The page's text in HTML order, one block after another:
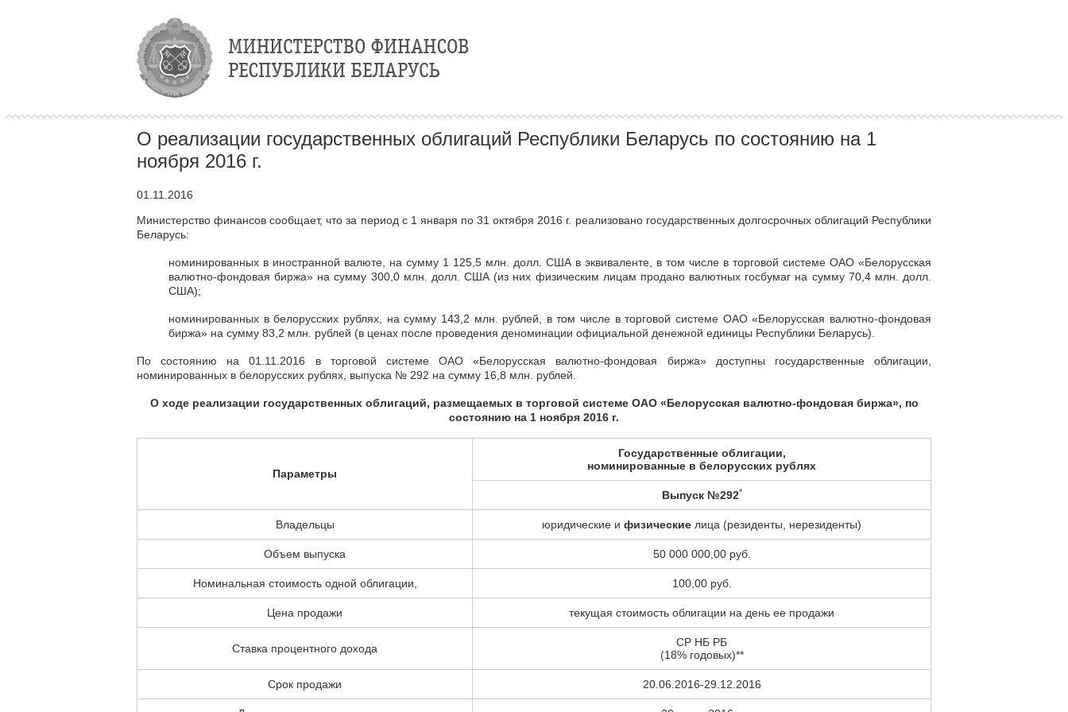
О реализации государственных облигаций Республики Беларусь по состоянию на 1
ноября 2016 г.
01.11.2016
Министерство финансов сообщает, что за период с 1 января по 31 октября 2016 г. реализовано государственных долгосрочных облигаций Республики
Беларусь:
номинированных в иностранной валюте, на сумму 1 125,5 млн. долл. США в эквиваленте, в том числе в торговой системе ОАО «Белорусская
валютно-фондовая биржа» на сумму 300,0 млн. долл. США (из них физическим лицам продано валютных госбумаг на сумму 70,4 млн. долл.
США);
номинированных в белорусских рублях, на сумму 143,2 млн. рублей, в том числе в торговой системе ОАО «Белорусская валютно-фондовая
биржа» на сумму 83,2 млн. рублей (в ценах после проведения деноминации официальной денежной единицы Республики Беларусь).
По состоянию на 01.11.2016 в торговой системе ОАО «Белорусская валютно-фондовая биржа» доступны государственные облигации,
номинированных в белорусских рублях, выпуска № 292 на сумму 16,8 млн. рублей.
О ходе реализации государственных облигаций, размещаемых в торговой системе ОАО «Белорусская валютно-фондовая биржа», по
состоянию на 1 ноября 2016 г.
Параметры
Государственные облигации,
номинированные в белорусских рублях
Выпуск №292*
Владельцы юридические и физические лица (резиденты, нерезиденты)
Объем выпуска 50 000 000,00 руб.
Номинальная стоимость одной облигации, 100,00 руб.
Цена продажи текущая стоимость облигации на день ее продажи
Ставка процентного дохода
СР НБ РБ
(18% годовых)**
Срок продажи 20.06.2016-29.12.2016